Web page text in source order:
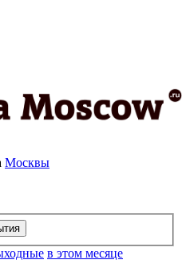
Москвы
в этом месяце